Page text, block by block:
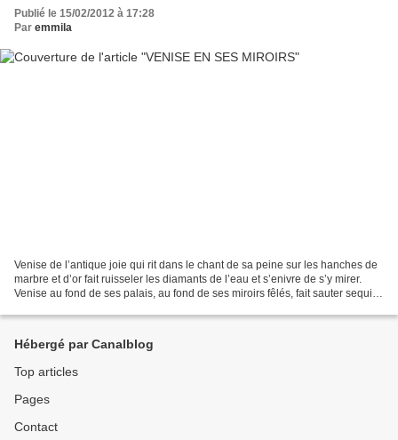
Publié le 15/02/2012 à 17:28
Par emmila
Venise de l’antique joie qui rit dans le chant de sa peine sur les hanches de
marbre et d’or fait ruisseler les diamants de l’eau et s’enivre de s’y mirer.
Venise au fond de ses palais, au fond de ses miroirs fêlés, fait sauter sequins
Hébergé par Canalblog
Top articles
Pages
Contact